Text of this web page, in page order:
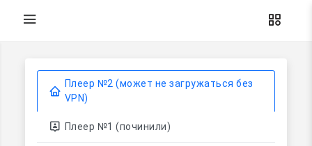
Плеер №2 (может не загружаться без
VPN)
Плеер №1 (починили)